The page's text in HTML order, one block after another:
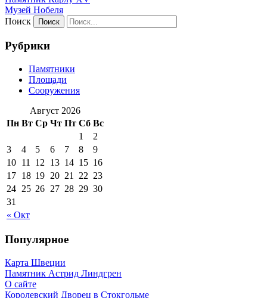
Музей Нобеля
Поиск
Рубрики
Памятники
Площади
Сооружения
Август 2026
Пн Вт Ср Чт Пт Сб Вс
« Окт
1
2
3
4 5 6 7 8
9
10 11 12 13 14 15 16
17 18 19 20 21 22 23
24 25 26 27 28 29 30
31
Популярное
Карта Швеции
Памятник Астрид Линдгрен
О сайте
Королевский Дворец в Стокгольме